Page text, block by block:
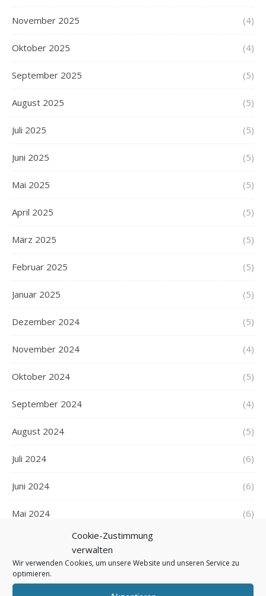
Cookie-Zustimmung
verwalten
Wir verwenden Cookies, um unsere Website und unseren Service zu
optimieren.
November 2025 (4)
Oktober 2025 (4)
September 2025 (5)
August 2025 (5)
Juli 2025 (5)
Juni 2025 (5)
Mai 2025 (5)
April 2025 (5)
März 2025 (5)
Februar 2025 (5)
Januar 2025 (5)
Dezember 2024 (5)
November 2024 (4)
Oktober 2024 (5)
September 2024 (4)
August 2024 (5)
Juli 2024 (6)
Juni 2024 (6)
Mai 2024 (6)
März 2024